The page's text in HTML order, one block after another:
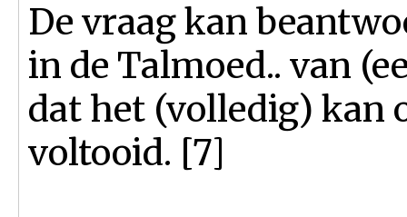
De vraag kan
in de Talmoed.. van
dat het (volledig) kan
voltooid. [7]